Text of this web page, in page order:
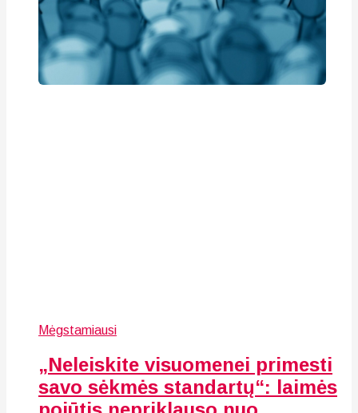
Mėgstamiausi
„Neleiskite visuomenei primesti
savo sėkmės standartų“: laimės